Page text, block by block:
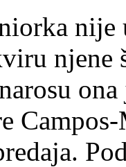
nije
njene